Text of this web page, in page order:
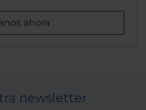
ahora
newsletter